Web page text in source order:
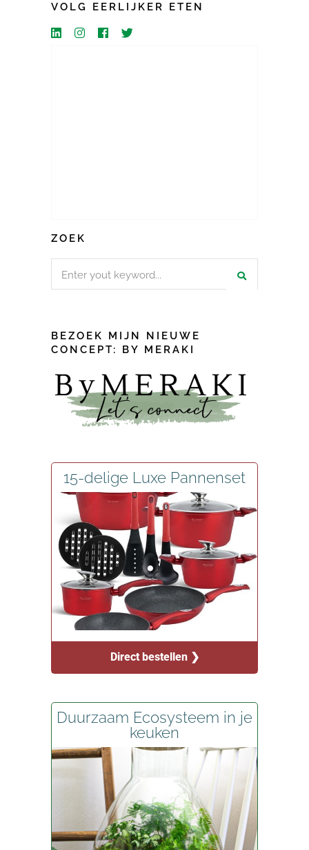
VOLG EERLIJKER ETEN
ZOEK
BEZOEK MIJN NIEUWE
CONCEPT: BY MERAKI
15-delige Luxe Pannenset
Direct bestellen ❯
Duurzaam Ecosysteem in je
keuken